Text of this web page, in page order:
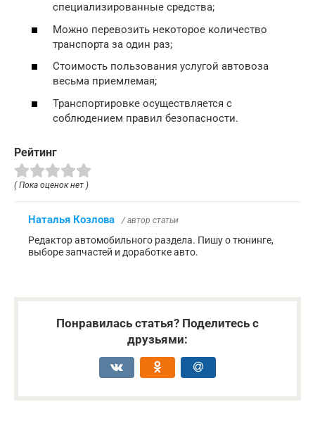
специализированные средства;
Можно перевозить некоторое количество
транспорта за один раз;
Стоимость пользования услугой автовоза
весьма приемлемая;
Транспортировке осуществляется с
соблюдением правил безопасности.
Рейтинг
( Пока оценок нет )
Наталья Козлова / автор статьи
Редактор автомобильного раздела. Пишу о тюнинге,
выборе запчастей и доработке авто.
Понравилась статья? Поделитесь с
друзьями: